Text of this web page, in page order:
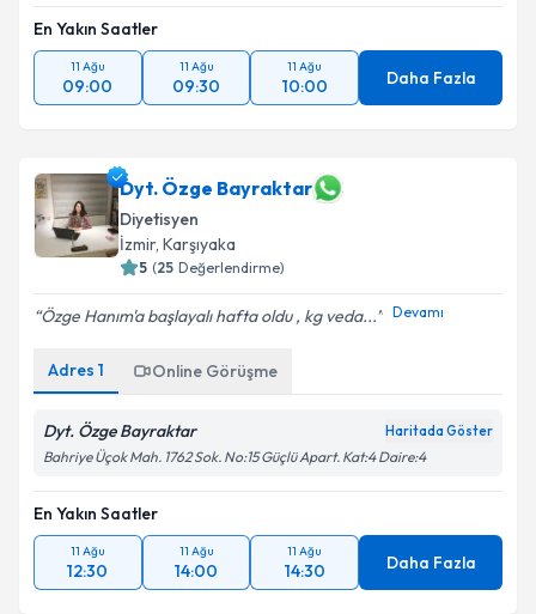
En Yakın Saatler
11 Ağu
09:00
11 Ağu
09:30
11 Ağu
10:00 Daha Fazla
Dyt. Özge Bayraktar
Diyetisyen
İzmir, Karşıyaka
5 (25 Değerlendirme)
Özge Hanım'a başlayalı hafta oldu , kg veda... Devamı
Adres 1 Online Görüşme
Dyt. Özge Bayraktar Haritada Göster
Bahriye Üçok Mah. 1762 Sok. No:15 Güçlü Apart. Kat:4 Daire:4
En Yakın Saatler
11 Ağu
12:30
11 Ağu
14:00
11 Ağu
14:30 Daha Fazla